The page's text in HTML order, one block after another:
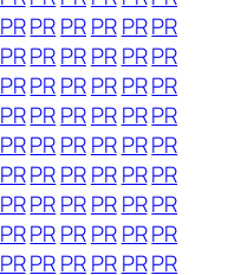
PRPRPRPR PRPR
PRPRPRPR PRPR
PRPRPRPR PRPR
PRPRPRPR PRPR
PRPRPRPR PRPR
PRPRPRPR PRPR
PRPRPRPR PRPR
PRPRPRPR PRPR
PRPRPRPR PRPR